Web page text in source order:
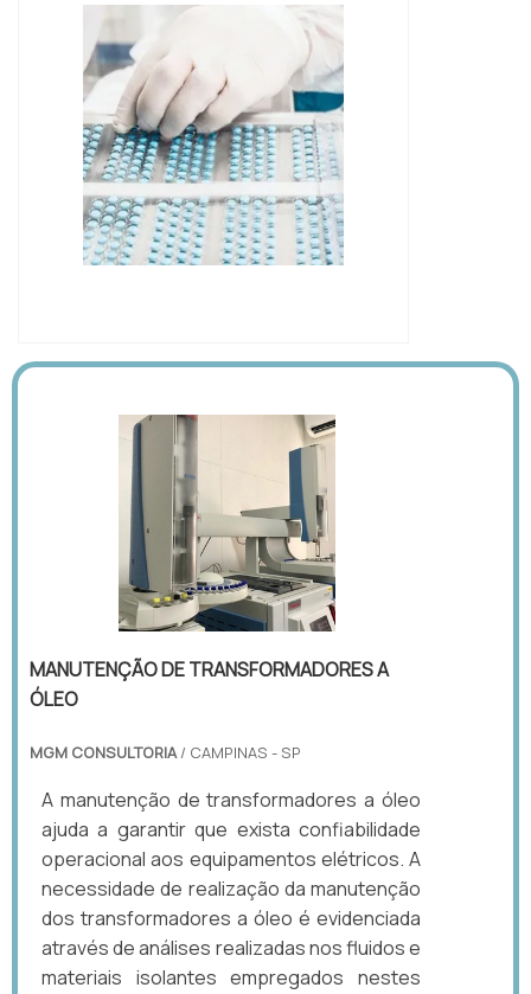
MANUTENÇÃO DE TRANSFORMADORES A
ÓLEO
MGM CONSULTORIA/ CAMPINAS - SP
A manutenção de transformadores a óleo
ajuda a garantir que exista confiabilidade
operacional aos equipamentos elétricos. A
necessidade de realização da manutenção
dos transformadores a óleo é evidenciada
através de análises realizadas nos fluidos e
materiais isolantes empregados nestes